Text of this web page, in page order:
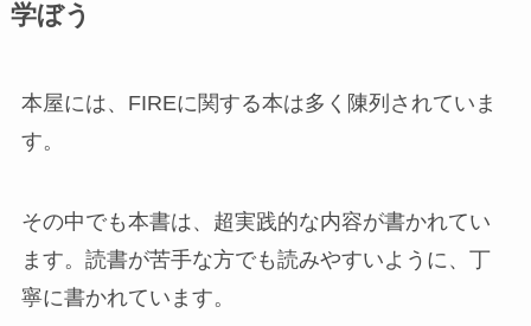
学ぼう
本屋には、FIREに関する本は多く陳列されていま
す。
その中でも本書は、超実践的な内容が書かれてい
ます。読書が苦手な方でも読みやすいように、丁
寧に書かれています。